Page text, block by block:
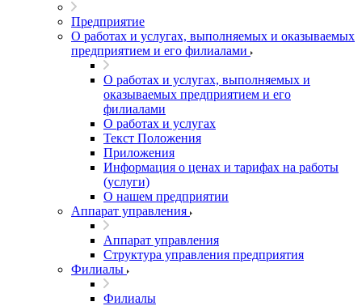
Предприятие
О работах и услугах, выполняемых и оказываемых
предприятием и его филиалами
О работах и услугах, выполняемых и
оказываемых предприятием и его
филиалами
О работах и услугах
Текст Положения
Приложения
Информация о ценах и тарифах на работы
(услуги)
О нашем предприятии
Аппарат управления
Аппарат управления
Структура управления предприятия
Филиалы
Филиалы